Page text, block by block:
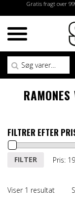
Gratis fragt over
Søg efter:
FILTRER EFTER
Mindste
Højeste
FILTER Pris:
Viser 1 resultat